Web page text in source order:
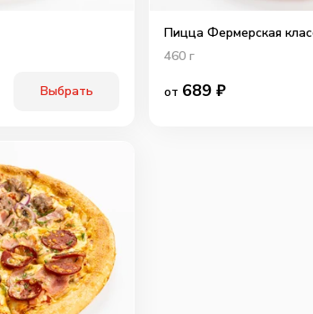
Выбрать
Пицца Фермерская
460 г
от 689₽